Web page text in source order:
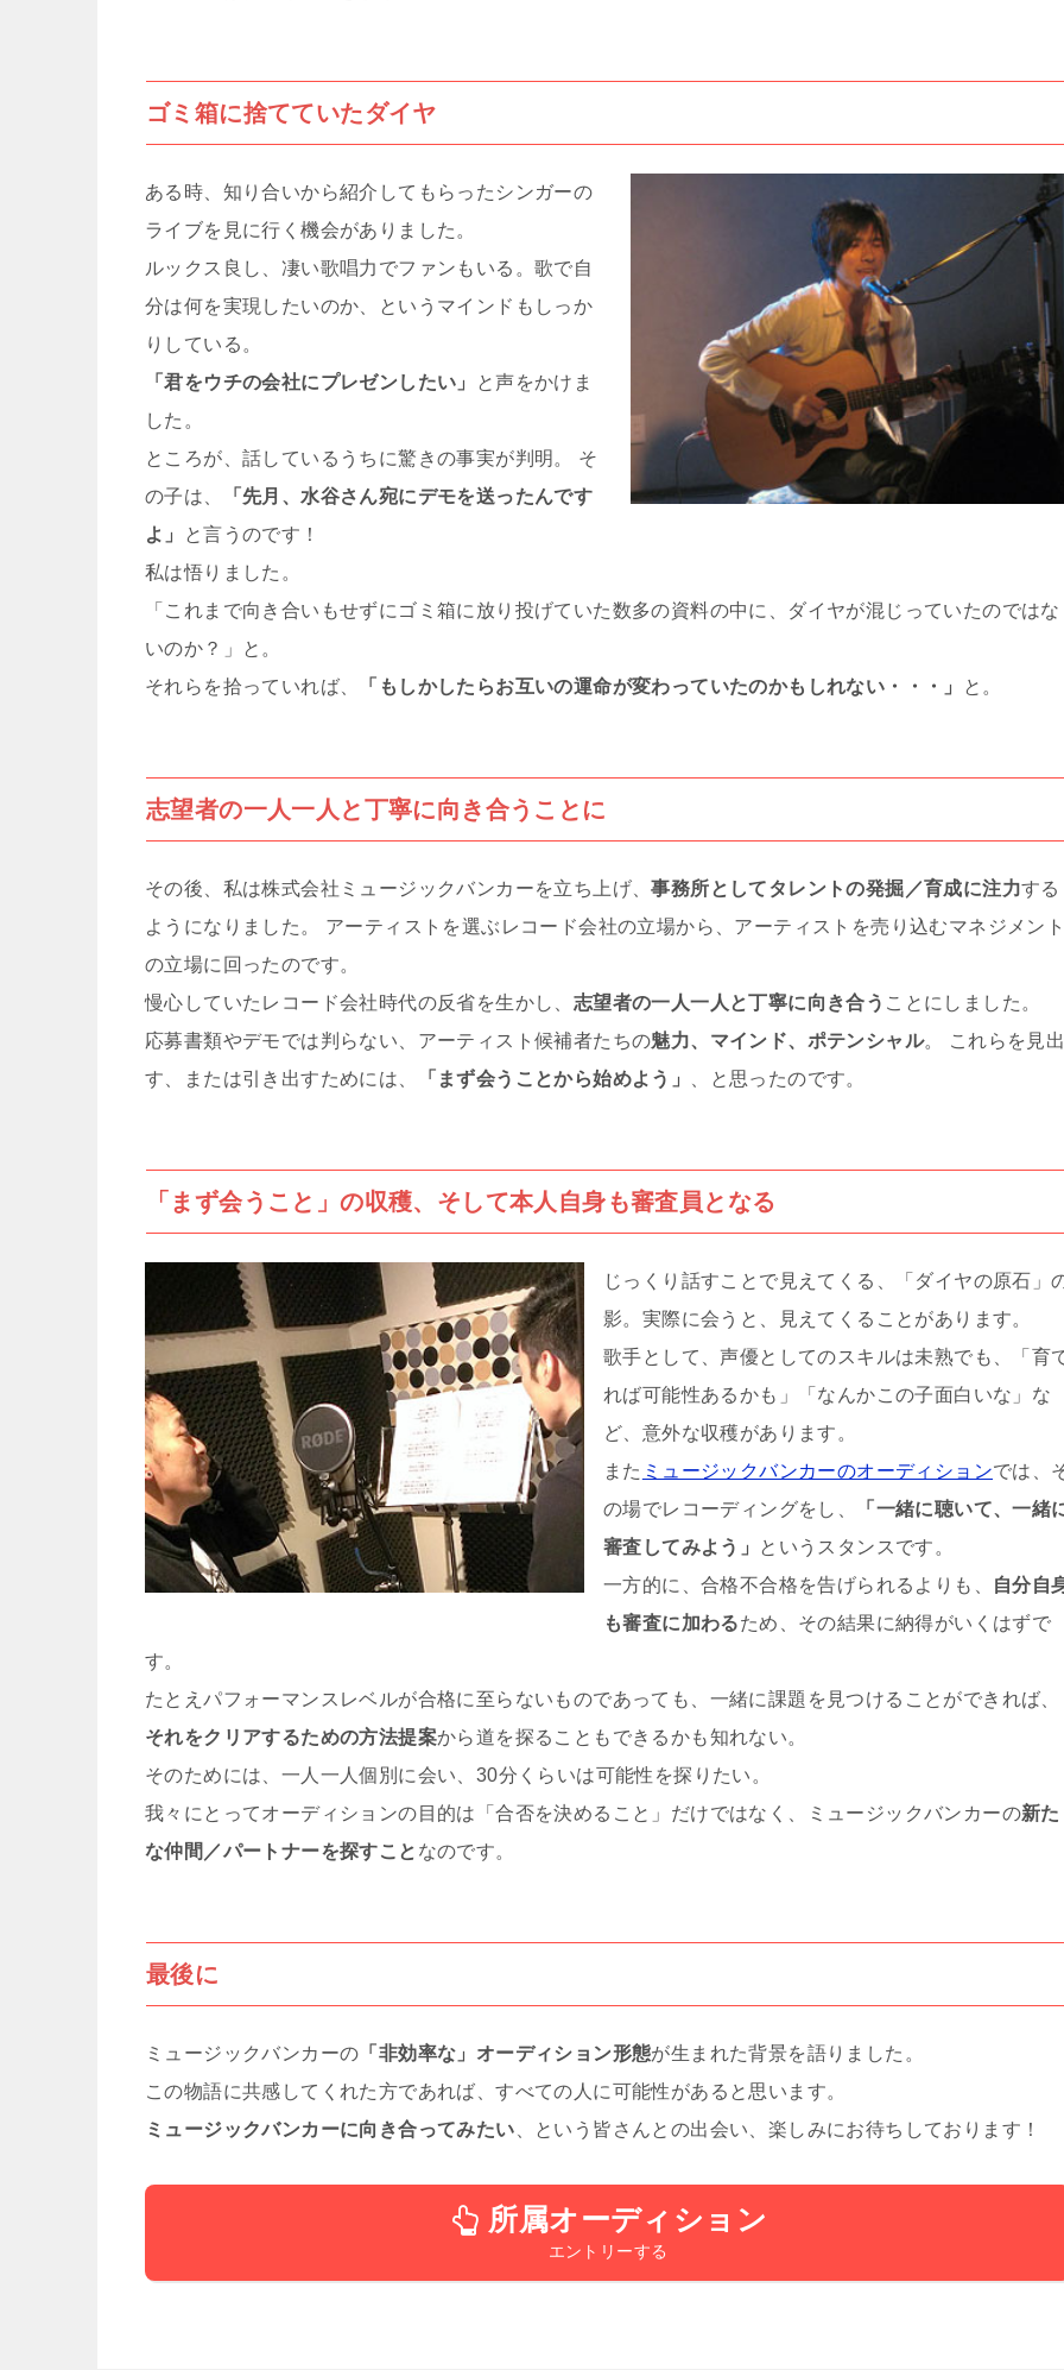
ゴミ箱に捨てていたダイヤ
ある時、知り合いから紹介してもらったシンガーの
ライブを見に行く機会がありました。
ルックス良し、凄い歌唱力でファンもいる。歌で自
分は何を実現したいのか、というマインドもしっか
りしている。
「君をウチの会社にプレゼンしたい」
と声をかけま
した。
ところが、話しているうちに驚きの事実が判明。 そ
の子は、
「先月、水谷さん宛にデモを送ったんです
よ」
と言うのです！
私は悟りました。
「これまで向き合いもせずにゴミ箱に放り投げていた数多の資料の中に、ダイヤが混じっていたのではな
いのか？」と。
それらを拾っていれば、
「もしかしたらお互いの運命が変わっていたのかもしれない・・・」 と。
志望者の一人一人と丁寧に向き合うことに
その後、私は株式会社ミュージックバンカーを立ち上げ、事務所としてタレントの発掘／育成に注力する
ようになりました。 アーティストを選ぶレコード会社の立場から、アーティストを売り込むマネジメント
の立場に回ったのです。
慢心していたレコード会社時代の反省を生かし、 志望者の一人一人と丁寧に向き合う ことにしました。
応募書類やデモでは判らない、アーティスト候補者たちの魅力、マインド、ポテンシャル。 これらを見出
す、または引き出すためには、
「まず会うことから始めよう」 、と思ったのです。
「まず会うこと」の収穫、そして本人自身も審査員となる
じっくり話すことで見えてくる、「ダイヤの原石」
影。実際に会うと、見えてくることがあります。
歌手として、声優としてのスキルは未熟でも、「育
れば可能性あるかも」「なんかこの子面白いな」な
ど、意外な収穫があります。
また ミュージックバンカーのオーディションでは、
の場でレコーディングをし、
「一緒に聴いて、一緒
審査してみよう」
というスタンスです。
一方的に、合格不合格を告げられるよりも、
自分自
も審査に加わるため、その結果に納得がいくはずで
す。
たとえパフォーマンスレベルが合格に至らないものであっても、一緒に課題を見つけることができれば、
それをクリアするための方法提案から道を探ることもできるかも知れない。
そのためには、一人一人個別に会い、30分くらいは可能性を探りたい。
我々にとってオーディションの目的は「合否を決めること」だけではなく、ミュージックバンカーの新た
な仲間／パートナーを探すこと なのです。
最後に
ミュージックバンカーの 「非効率な」オーディション形態が生まれた背景を語りました。
この物語に共感してくれた方であれば、すべての人に可能性があると思います。
ミュージックバンカーに向き合ってみたい 、という皆さんとの出会い、楽しみにお待ちしております！
所属オーディション
エントリーする